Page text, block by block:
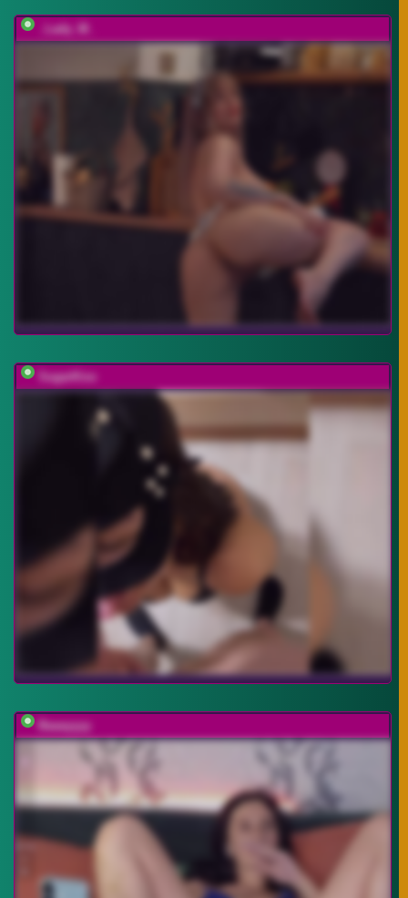
_Lady_M_
SugarKiss
Baaayyyy